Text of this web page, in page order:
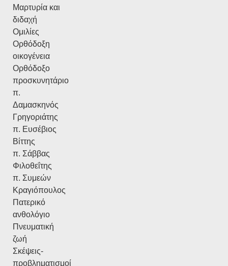
Μαρτυρία και
διδαχή
Ομιλίες
Ορθόδοξη
οικογένεια
Ορθόδοξο
προσκυνητάριο
π.
Δαμασκηνός
Γρηγοριάτης
π. Ευσέβιος
Βίττης
π. Σάββας
Φιλοθεΐτης
π. Συμεών
Κραγιόπουλος
Πατερικό
ανθολόγιο
Πνευματική
ζωή
Σκέψεις-
προβληματισμοί